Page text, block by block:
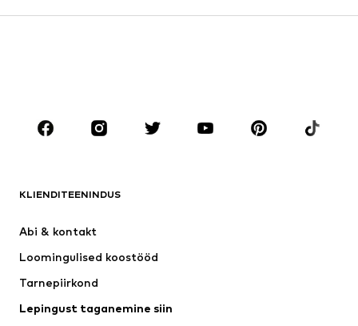
Aksessuaarid
Premium
Uus
Pesu
Mantlid
KLIENDITEENINDUS
Abi & kontakt
Loomingulised koostööd
Tarnepiirkond
Lepingust taganemine siin